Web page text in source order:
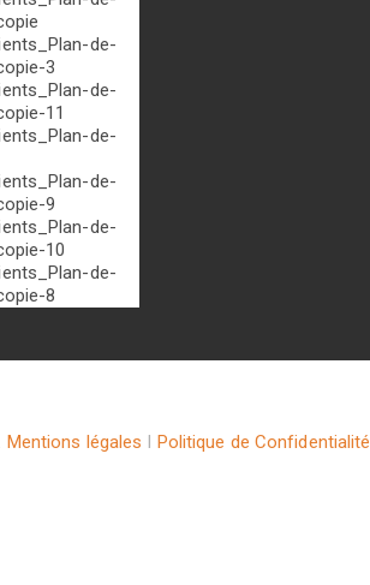
Mentions légales I Politique de Confidentialité